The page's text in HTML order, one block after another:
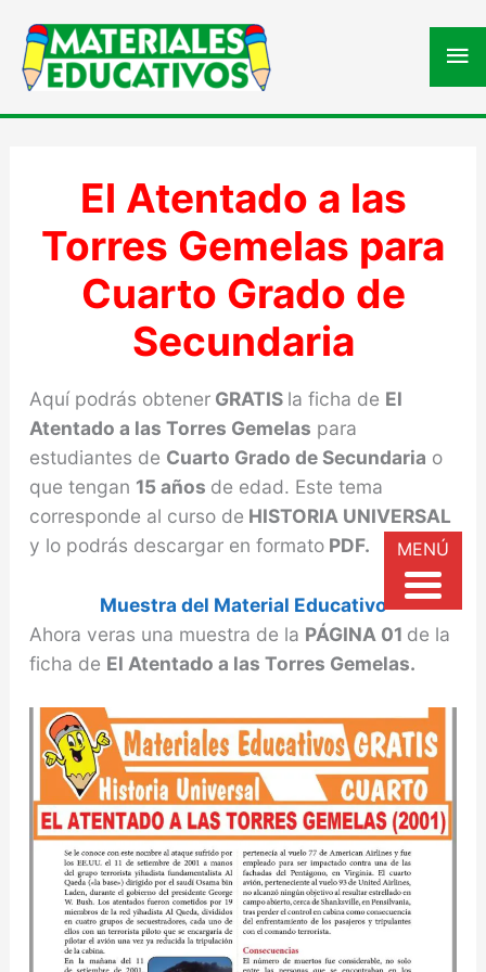
El Atentado a las
Torres Gemelas para
Cuarto Grado de
Secundaria
Aquí podrás obtenerGRATIS la ficha de El
Atentado a las Torres Gemelas para
estudiantes de Cuarto Grado de Secundaria o
que tengan 15 años de edad. Este tema
corresponde al curso de HISTORIA UNIVERSAL
y lo podrás descargar en formatoPDF.
Muestra del Material Educativo
Ahora veras una muestra de la PÁGINA 01 de la
ficha de El Atentado a las Torres Gemelas.
MENÚ